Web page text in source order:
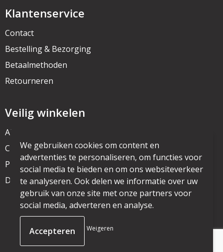
Klantenservice
Contact
Bestelling & Bezorging
Betaalmethoden
Retourneren
Veilig winkelen
Algemene voorwaarden
Cookieverklaring
Privacyverklaring
Disclaimer
© Copyright mijnpromo.nl 2025
We gebruiken cookies om content en
advertenties te personaliseren, om functies voor
social media te bieden en om ons websiteverkeer
te analyseren. Ook delen we informatie over uw
gebruik van onze site met onze partners voor
social media, adverteren en analyse.
Weigeren